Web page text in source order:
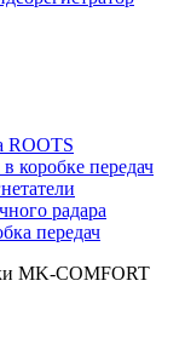
ROOTS
коробке передач
радара
передач
MK-COMFORT